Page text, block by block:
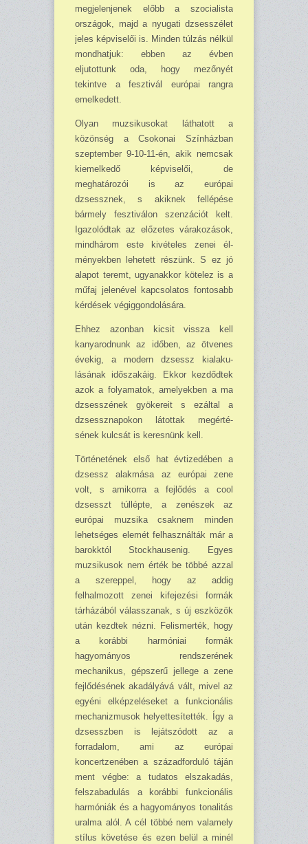
megjelenjenek előbb a szo­cia­lista
országok, majd a nyugati dzsesszélet
jeles képviselői is. Min­den túlzás nélkül
mond­hatjuk: eb­ben az évben
eljutottunk oda, hogy mezőnyét
tekintve a fesztivál európai rangra
emelkedett.
Olyan muzsikusokat láthatott a
közönség a Csokonai Színházban
szeptember 9-10-11-én, akik nemcsak
kiemelkedő képviselői, de
meghatározói is az európai
dzsessznek, s akiknek fellépése
bármely fesztiválon szenzációt kelt.
Igazo­lódtak az előzetes várakozások,
mindhárom este kivételes zenei él­
ményekben lehetett részünk. S ez jó
alapot teremt, ugyanakkor köte­lez is a
műfaj jelenével kapcsolatos fontosabb
kérdések végiggondolá­sára.
Ehhez azonban kicsit vissza kell
kanyarodnunk az időben, az ötvenes
évekig, a modern dzsessz kialaku­
lásának időszakáig. Ekkor kezdőd­tek
azok a folyamatok, amelyekben a ma
dzsesszének gyökereit s ezáltal a
dzsessznapokon látottak megérté­
sének kulcsát is keresnünk kell.
Történetének első hat évtizedében a
dzsessz alakmása az európai zene
volt, s amikorra a fejlődés a cool
dzsesszt túllépte, a zenészek az
európai muzsika csaknem minden
lehetséges elemét felhasználták már a
barokktól Stockhausenig. Egyes
muzsikusok nem érték be többé azzal
a szereppel, hogy az addig
felhalmozott zenei kifejezési formák
tárházából válasszanak, s új eszközök
után kezdtek nézni. Felismerték, hogy
a korábbi har­móniai formák
hagyományos rend­szerének
mechanikus, gépszerű jellege a zene
fejlődésének akadályá­vá vált, mivel az
egyé­ni elképzelé­seket a funkcionális
mechanizmu­sok helyettesítették. Így a
dzsesszben is le­ját­szó­dott az a
forradalom, ami az európai
koncertzenében a századforduló táján
ment végbe: a tuda­tos elszakadás,
felsza­badulás a korábbi funkcionális
har­móniák és a hagyományos tonalitás
uralma alól. A cél többé nem vala­mely
stílus követése és ezen belül a minél